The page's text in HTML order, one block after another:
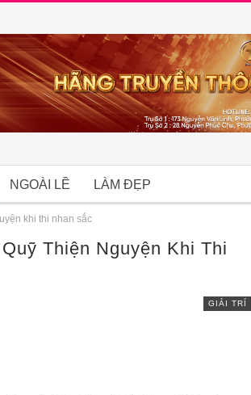
NGOÀI LỀ LÀM ĐẸP
khi thi nhan sắc
Thiện Nguyện Khi Thi
GIẢI TRÍ